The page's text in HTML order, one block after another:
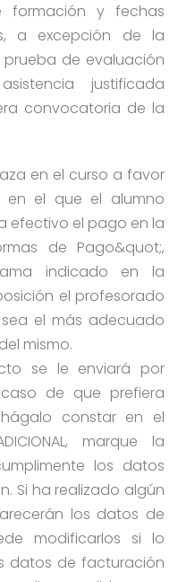
formación y fechas
a excepción de la
de evaluación
justificada
convocatoria de la
en el curso a favor
en el que el alumno
efectivo el pago en la
de Pago&quot;,
indicado en la
el profesorado
el más adecuado
mismo.
se le enviará por
de que prefiera
constar en el
marque la
los datos
Si ha realizado algún
los datos de
modificarlos si lo
datos de facturación